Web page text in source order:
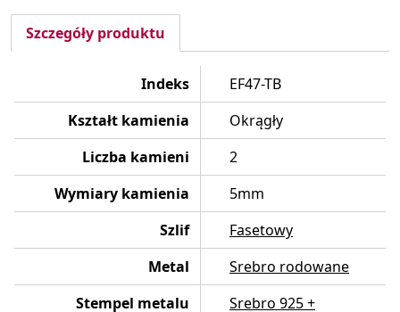
Szczegóły produktu
Indeks
EF47-TB
Kształt kamienia
Okrągły
Liczba kamieni
2
Wymiary kamienia
5mm
Szlif
Fasetowy
Metal
Srebro rodowane
Stempel metalu
Srebro 925 +